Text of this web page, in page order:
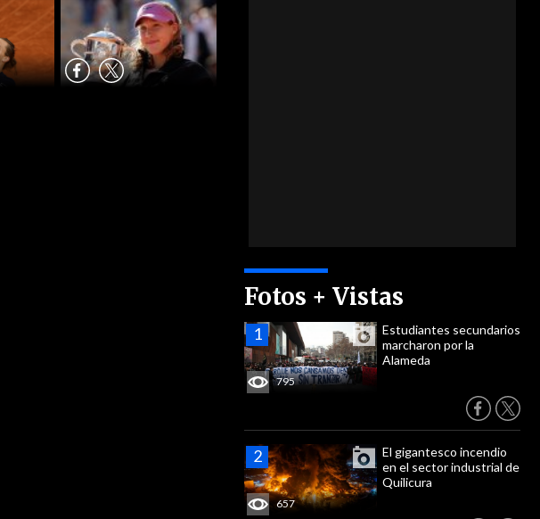
Fotos + Vistas
795
Estudiantes secundarios
marcharon por la
Alameda
657
El gigantesco incendio
en el sector industrial de
Quilicura